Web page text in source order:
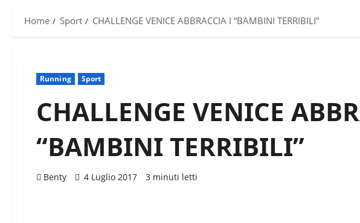
Home Sport CHALLENGE VENICE ABBRACCIA I “BAMBINI TERRIBILI”
Running Sport
CHALLENGE VENICE
“BAMBINI TERRIBILI”
Benty 4 Luglio 2017 3 minuti letti